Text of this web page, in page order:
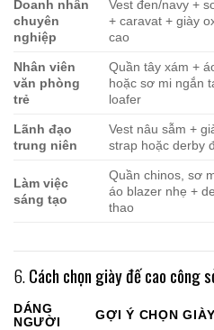
Doanh nhân
chuyên
nghiệp
Vest đen/navy +
+ caravat + giày
cao
Nhân viên
văn phòng
trẻ
Quần tây xám +
hoặc sơ mi ngắn
loafer
Lãnh đạo
trung niên
Vest nâu sẫm +
strap hoặc derby
Làm việc
sáng tạo
Quần chinos, sơ
áo blazer nhẹ +
thao
6.Cách chọn giày đế cao công
DÁNG
NGƯỜI
GỢI Ý CHỌN GIÀY